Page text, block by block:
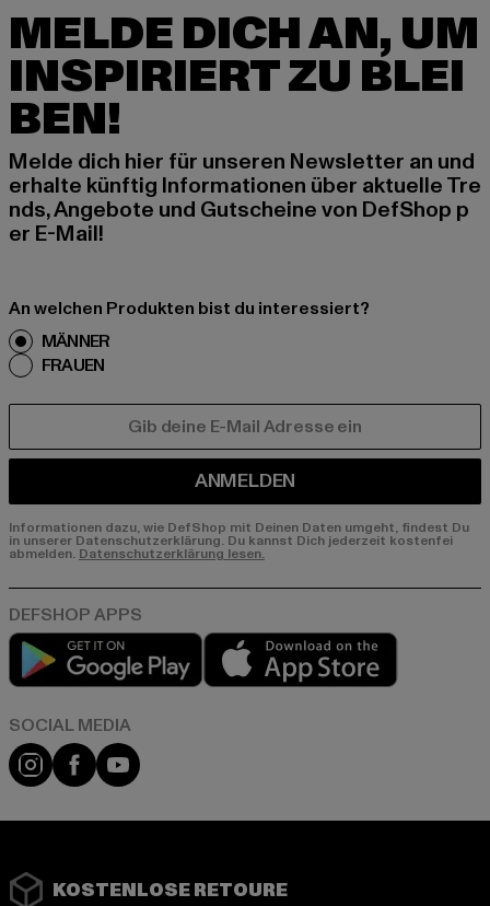
MELDE DICH AN, UM
INSPIRIERT ZU BLEI
BEN!
Melde dich hier für unseren Newsletter an und
erhalte künftig Informationen über aktuelle Tre
nds, Angebote und Gutscheine von DefShop p
er E-Mail!
An welchen Produkten bist du interessiert?
MÄNNER
FRAUEN
ANMELDEN
Informationen dazu, wie DefShop mit Deinen Daten umgeht, findest Du
in unserer Datenschutzerklärung. Du kannst Dich jederzeit kostenfei
abmelden. Datenschutzerklärung lesen.
Play market
Instagram
FacebookYouTube
KOSTENLOSE RETOURE